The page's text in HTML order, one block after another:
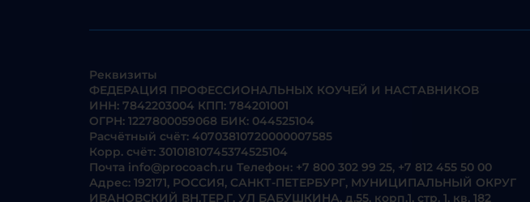
Реквизиты
ФЕДЕРАЦИЯ ПРОФЕССИОНАЛЬНЫХ КОУЧЕЙ И НАСТАВНИКОВ
ИНН: 7842203004 КПП: 784201001
ОГРН: 1227800059068 БИК: 044525104
Расчётный счёт: 40703810720000007585
Корр. счёт: 30101810745374525104
Почта info@procoach.ru Телефон: +7 800 302 99 25, +7 812 455 50 00
Адрес: 192171, РОССИЯ, САНКТ-ПЕТЕРБУРГ, МУНИЦИПАЛЬНЫЙ ОКРУГ
ИВАНОВСКИЙ ВН.ТЕР.Г, УЛ БАБУШКИНА, д.55, корп.1, стр. 1, кв. 182